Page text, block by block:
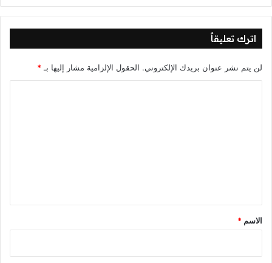
اترك تعليقاً
لن يتم نشر عنوان بريدك الإلكتروني. الحقول الإلزامية مشار إليها بـ *
*
الاسم *